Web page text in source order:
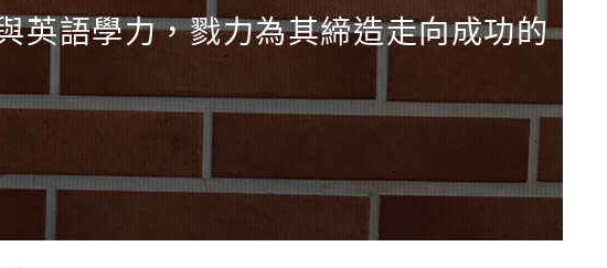
英語學力，戮力為其締造走向成功的